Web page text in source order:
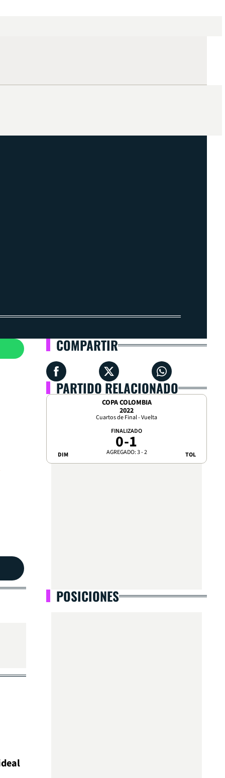
COMPARTIR
PARTIDO RELACIONADO
COPA COLOMBIA
2022
Cuartos de Final - Vuelta
DIM
FINALIZADO
0-1
AGREGADO: 3 - 2 TOL
POSICIONES